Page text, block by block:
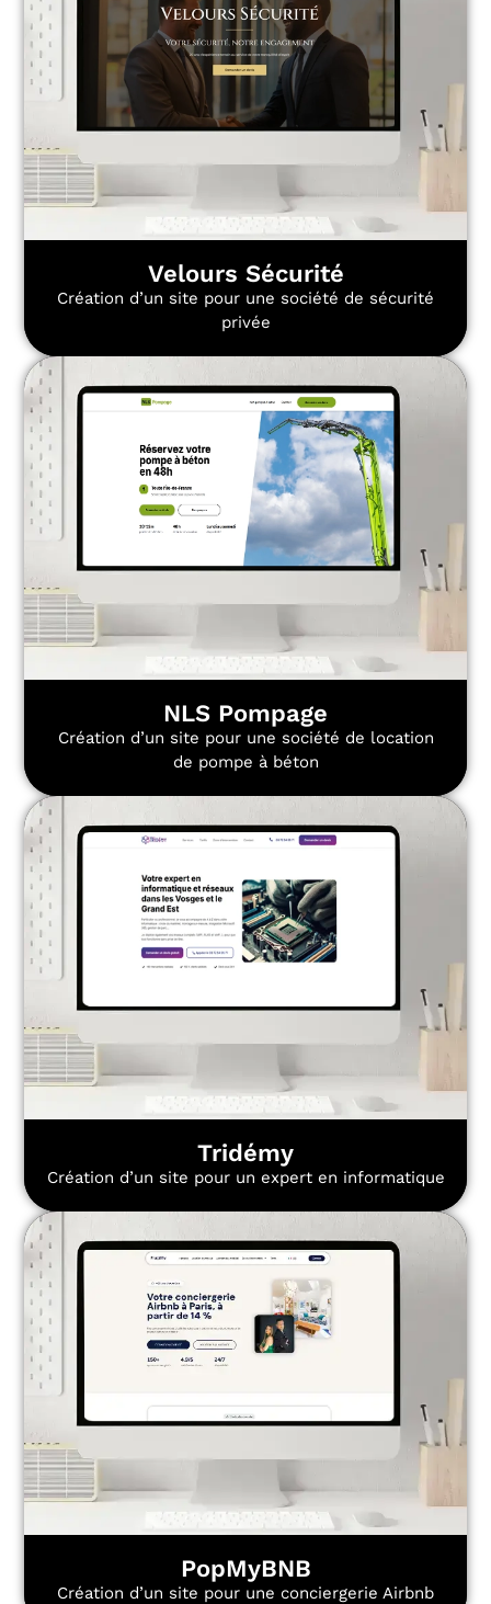
Velours Sécurité
Création d’un site pour une société de sécurité
privée
NLS Pompage
Création d’un site pour une société de location
de pompe à béton
Tridémy
Création d’un site pour un expert en informatique
PopMyBNB
Création d’un site pour une conciergerie Airbnb